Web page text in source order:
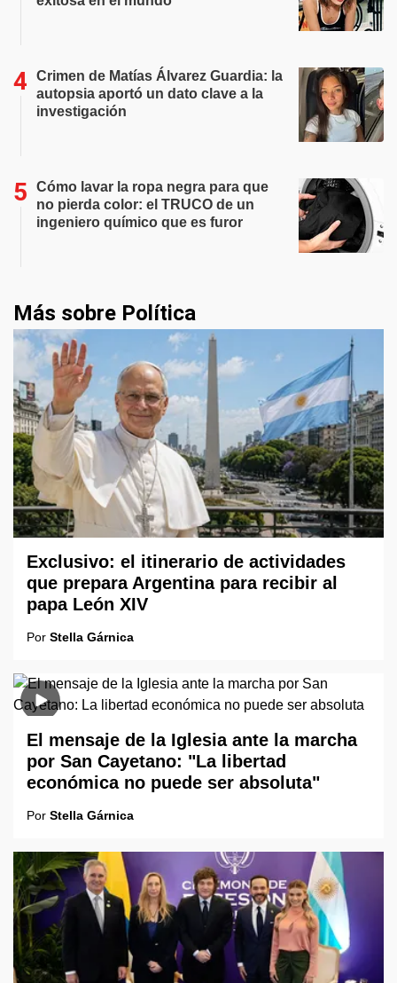
Crimen de Matías Álvarez Guardia: la
autopsia aportó un dato clave a la
investigación
Cómo lavar la ropa negra para que
no pierda color: el TRUCO de un
ingeniero químico que es furor
Más sobre Política
Exclusivo: el itinerario de actividades
que prepara Argentina para recibir al
papa León XIV
Por Stella Gárnica
El mensaje de la Iglesia ante la marcha
por San Cayetano: "La libertad
económica no puede ser absoluta"
Por Stella Gárnica